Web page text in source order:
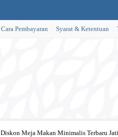
Cara Pembayaran Syarat & Ketentuan
Diskon Meja Makan Minimalis Terbaru